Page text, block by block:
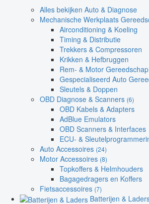
Alles bekijken Auto & Diagnose
Mechanische Werkplaats
Airconditioning & Koeling
Timing & Distributie
Trekkers & Compressoren
Krikken & Hefbruggen
Rem- & Motor Gereedschap
Gespecialiseerd Auto
Sleutels & Doppen
OBD Diagnose & Scanners (6)
OBD Kabels & Adapters
AdBlue Emulators
OBD Scanners & Interfaces
ECU- &
Auto Accessoires (24)
Motor Accessoires (8)
Topkoffers & Helmhouders
Bagagedragers en Koffers
Fietsaccessoires (7)
Batterijen &